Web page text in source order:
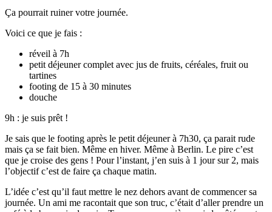
Ça pourrait ruiner votre journée.
Voici ce que je fais :
réveil à 7h
petit déjeuner complet avec jus de fruits, céréales, fruit ou
tartines
footing de 15 à 30 minutes
douche
9h : je suis prêt !
Je sais que le footing après le petit déjeuner à 7h30, ça parait rude
mais ça se fait bien. Même en hiver. Même à Berlin. Le pire c’est
que je croise des gens ! Pour l’instant, j’en suis à 1 jour sur 2, mais
l’objectif c’est de faire ça chaque matin.
L’idée c’est qu’il faut mettre le nez dehors avant de commencer sa
journée. Un ami me racontait que son truc, c’était d’aller prendre un